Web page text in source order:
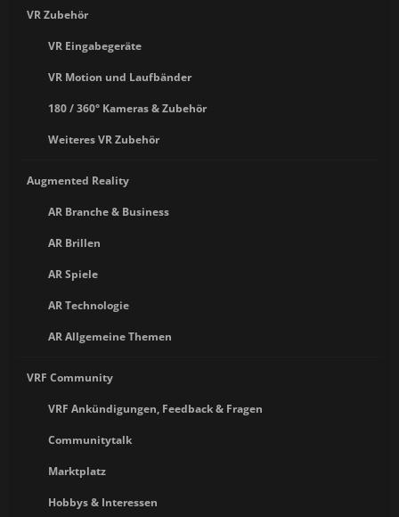
VR Zubehör
VR Eingabegeräte
VR Motion und Laufbänder
180 / 360° Kameras & Zubehör
Weiteres VR Zubehör
Augmented Reality
AR Branche & Business
AR Brillen
AR Spiele
AR Technologie
AR Allgemeine Themen
VRF Community
VRF Ankündigungen, Feedback & Fragen
Communitytalk
Marktplatz
Hobbys & Interessen